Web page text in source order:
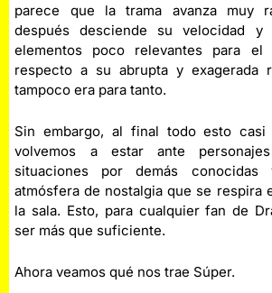
parece que la trama avanza muy
después desciende su velocidad
elementos poco relevantes para
respecto a su abrupta y exagerada
tampoco era para tanto.
Sin embargo, al final todo esto casi
volvemos a estar ante
situaciones por demás conocidas
atmósfera de nostalgia que se respira
la sala. Esto, para cualquier fan de
ser más que suficiente.
Ahora veamos qué nos trae Súper.